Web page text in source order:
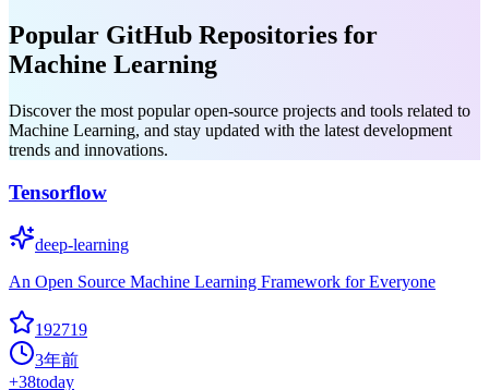
Popular GitHub Repositories for
Machine Learning
Discover the most popular open-source projects and tools related to
Machine Learning, and stay updated with the latest development
trends and innovations.
Tensorflow
deep-learning
An Open Source Machine Learning Framework for Everyone
192719
3年前
+38today